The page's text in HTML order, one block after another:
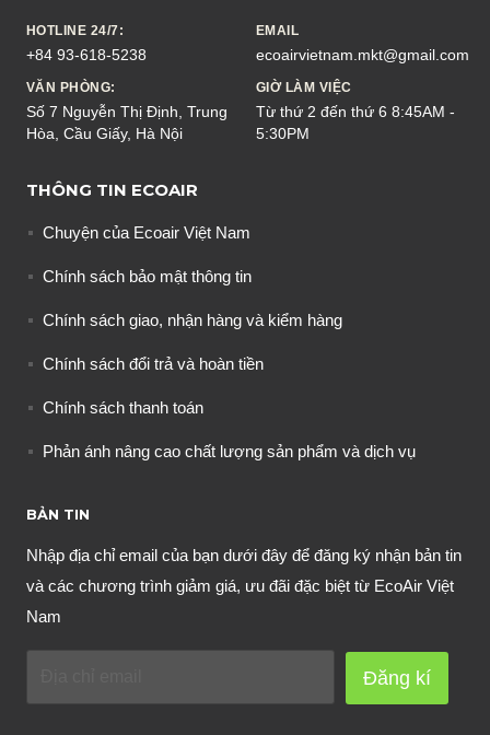
HOTLINE 24/7:
+84 93-618-5238
EMAIL
ecoairvietnam.mkt@gmail.com
VĂN PHÒNG:
Số 7 Nguyễn Thị Định, Trung
Hòa, Cầu Giấy, Hà Nội
GIỜ LÀM VIỆC
Từ thứ 2 đến thứ 6 8:45AM -
5:30PM
THÔNG TIN ECOAIR
Chuyện của Ecoair Việt Nam
Chính sách bảo mật thông tin
Chính sách giao, nhận hàng và kiểm hàng
Chính sách đổi trả và hoàn tiền
Chính sách thanh toán
Phản ánh nâng cao chất lượng sản phẩm và dịch vụ
BẢN TIN
Nhập địa chỉ email của bạn dưới đây để đăng ký nhận bản tin
và các chương trình giảm giá, ưu đãi đặc biệt từ EcoAir Việt
Nam
Đăng kí